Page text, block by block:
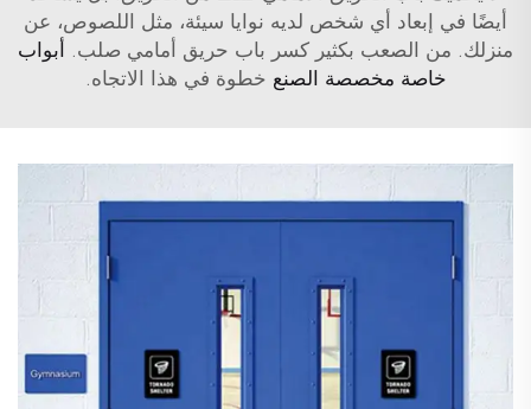
أيضًا في إبعاد أي شخص لديه نوايا سيئة، مثل اللصوص، عن
منزلك. من الصعب بكثير كسر باب حريق أمامي صلب. أبواب
خاصة مخصصة الصنع خطوة في هذا الاتجاه.